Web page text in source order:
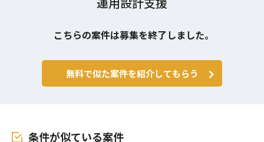
こちらの案件は募集を終了しました。
無料で似た案件を紹介してもらう
条件が似ている案件